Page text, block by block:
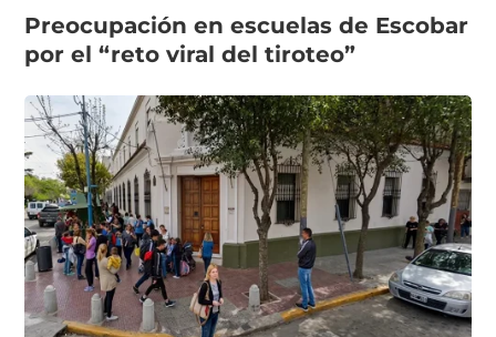
Preocupación en escuelas de Escobar
por el “reto viral del tiroteo”